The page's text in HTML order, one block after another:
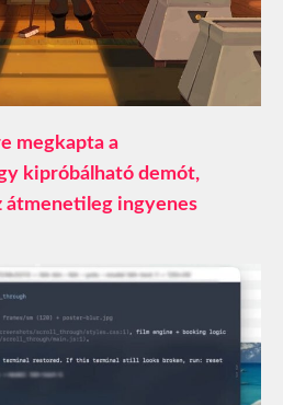
megkapta a
kipróbálható demót,
átmenetileg ingyenes